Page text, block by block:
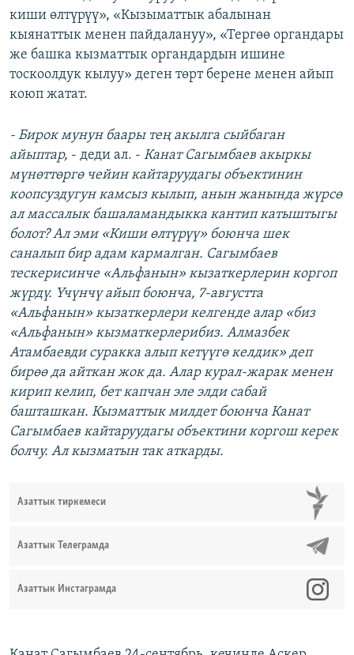
киши өлтүрүү», «Кызыматтык абалынан
кыянаттык менен пайдалануу», «Тергөө органдары
же башка кызматтык органдардын ишине
тоскоолдук кылуу» деген төрт берене менен айып
коюп жатат.
- Бирок мунун баары тең акылга сыйбаган
айыптар, - деди ал. - Канат Сагымбаев акыркы
мүнөттөргө чейинкайтаруудагы объектинин
коопсуздугун камсыз кылып, анын жанында жүрсө
ал массалык башаламандыкка кантип катыштыгы
болот? Ал эми «Киши өлтүрүү» боюнча шек
саналып бир адам кармалган. Сагымбаев
тескерисинче «Альфанын» кызаткерлерин коргоп
жүрдү. Үчүнчү айып боюнча, 7-августта
«Альфанын» кызаткерлери келгенде алар «биз
«Альфанын» кызматкерлерибиз. Алмазбек
Атамбаевди суракка алып кетүүгө келдик» деп
бирөө да айткан жок да. Алар курал-жарак менен
кирип келип, бет капчан эле элди сабай
башташкан. Кызматтык милдет боюнча Канат
Сагымбаев кайтаруудагы объектини коргош керек
болчу. Ал кызматын так аткарды.
Азаттык тиркемеси
Азаттык Телеграмда
Азаттык Инстаграмда